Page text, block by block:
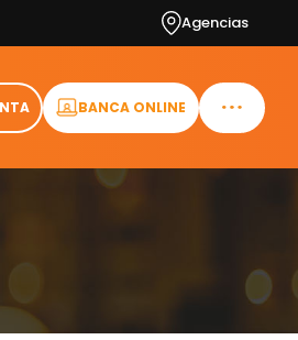
Agencias
BANCA ONLINE